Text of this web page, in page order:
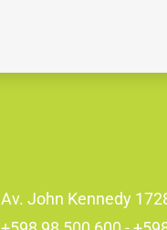
Av. John Kennedy